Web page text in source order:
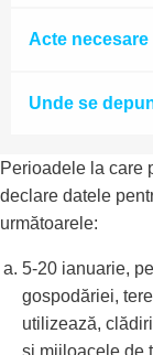
Acte necesare
Unde se
Perioadele la care
declare datele
următoarele:
5-20 ianuarie,
gospodăriei,
utilizează,
şi mijloacele de